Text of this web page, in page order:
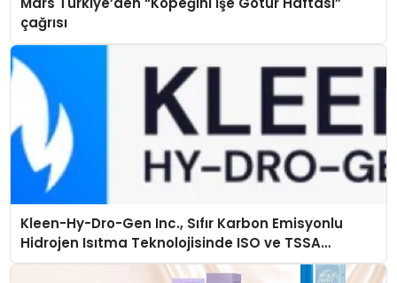
çağrısı
Kleen-Hy-Dro-Gen Inc., Sıfır Karbon Emisyonlu
Hidrojen Isıtma Teknolojisinde ISO ve TSSA
Düzenleyici Onaylarını Aldı